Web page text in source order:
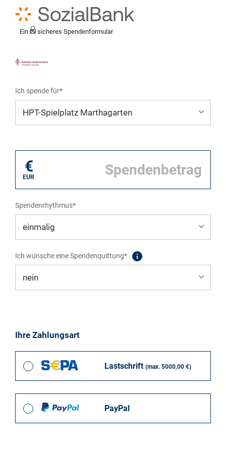
Ein sicheres Spendenformular
Ich spende für*
€
EUR
Spendenrhythmus*
Ich wünsche eine Spendenquittung*
Ihre Zahlungsart
Lastschrift (max. 5000,00 €)
PayPal